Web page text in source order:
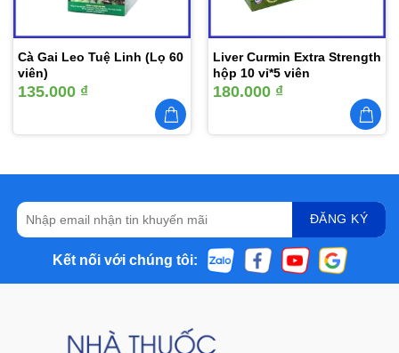
Cà Gai Leo Tuệ Linh (Lọ 60
viên)
135.000 ₫
Liver Curmin Extra Strength
hộp 10 vỉ*5 viên
180.000 ₫
Kết nối với chúng tôi: